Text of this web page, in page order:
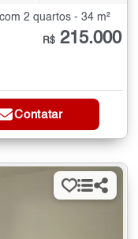
2 quartos - 34 m²
R$ 215.000
Contatar